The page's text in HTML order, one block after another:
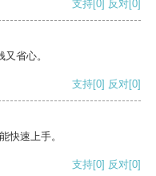
支持[0] 反对[0]
省心。
支持[0] 反对[0]
快速上手。
支持[0] 反对[0]